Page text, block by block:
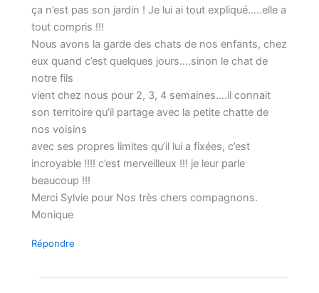
ça n’est pas son jardin ! Je lui ai tout expliqué…..elle a
tout compris !!!
Nous avons la garde des chats de nos enfants, chez
eux quand c’est quelques jours….sinon le chat de
notre fils
vient chez nous pour 2, 3, 4 semaines….il connait
son territoire qu’il partage avec la petite chatte de
nos voisins
avec ses propres limites qu’il lui a fixées, c’est
incroyable !!!! c’est merveilleux !!! je leur parle
beaucoup !!!
Merci Sylvie pour Nos très chers compagnons.
Monique
Répondre